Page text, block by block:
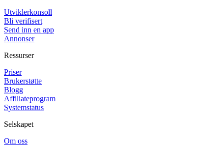
Utviklerkonsoll
Bli verifisert
Send inn en app
Annonser
Ressurser
Priser
Brukerstøtte
Blogg
Affiliateprogram
Systemstatus
Selskapet
Om oss